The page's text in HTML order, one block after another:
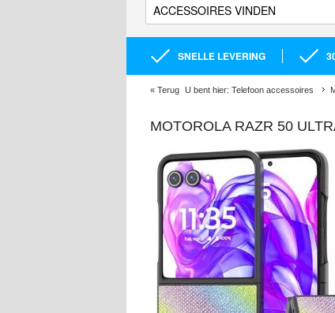
SNELLE LEVERING
« Terug U bent hier: Telefoon accessoires
MOTOROLA RAZR 50